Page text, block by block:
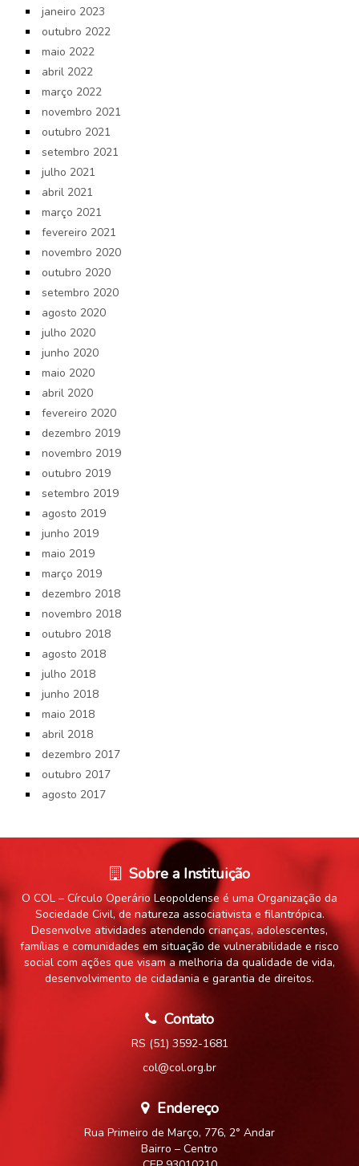
janeiro 2023
outubro 2022
maio 2022
abril 2022
março 2022
novembro 2021
outubro 2021
setembro 2021
julho 2021
abril 2021
março 2021
fevereiro 2021
novembro 2020
outubro 2020
setembro 2020
agosto 2020
julho 2020
junho 2020
maio 2020
abril 2020
fevereiro 2020
dezembro 2019
novembro 2019
outubro 2019
setembro 2019
agosto 2019
junho 2019
maio 2019
março 2019
dezembro 2018
novembro 2018
outubro 2018
agosto 2018
julho 2018
junho 2018
maio 2018
abril 2018
dezembro 2017
outubro 2017
agosto 2017
Sobre a Instituição
O COL – Círculo Operário Leopoldense é uma Organização da
Sociedade Civil, de natureza associativista e filantrópica.
Desenvolve atividades atendendo crianças, adolescentes,
famílias e comunidades em situação de vulnerabilidade e risco
social com ações que visam a melhoria da qualidade de vida,
desenvolvimento de cidadania e garantia de direitos.
Contato
RS (51) 3592-1681
col@col.org.br
Endereço
Rua Primeiro de Março, 776, 2° Andar
Bairro – Centro